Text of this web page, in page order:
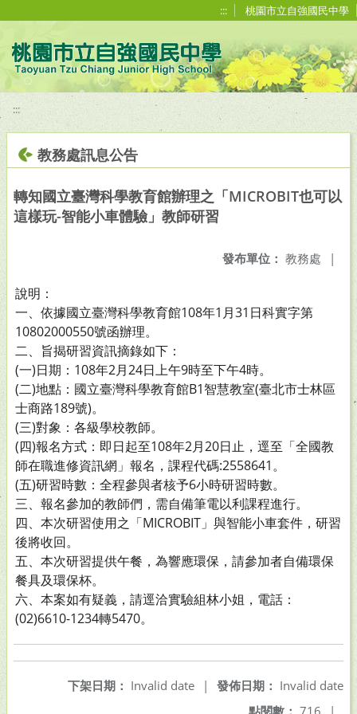
::: 桃園市立自強國民中學
:::
教務處訊息公告
轉知國立臺灣科學教育館辦理之「MICROBIT也可以
這樣玩-智能小車體驗」教師研習
發布單位： 教務處 |
說明：
一、依據國立臺灣科學教育館108年1月31日科實字第
10802000550號函辦理。
二、旨揭研習資訊摘錄如下：
(一)日期：108年2月24日上午9時至下午4時。
(二)地點：國立臺灣科學教育館B1智慧教室(臺北市士林區
士商路189號)。
(三)對象：各級學校教師。
(四)報名方式：即日起至108年2月20日止，逕至「全國教
師在職進修資訊網」報名，課程代碼:2558641。
(五)研習時數：全程參與者核予6小時研習時數。
三、報名參加的教師們，需自備筆電以利課程進行。
四、本次研習使用之「MICROBIT」與智能小車套件，研習
後將收回。
五、本次研習提供午餐，為響應環保，請參加者自備環保
餐具及環保杯。
六、本案如有疑義，請逕洽實驗組林小姐，電話：
(02)6610-1234轉5470。
發佈日期： Invalid date
下架日期： Invalid date
|
點閱數： 716 |